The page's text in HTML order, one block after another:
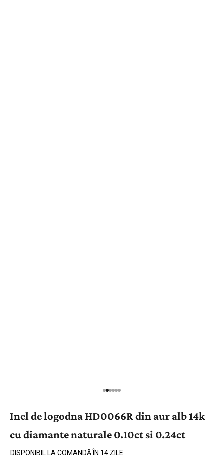
Inel de logodna HD0066R din aur alb 14k
cu diamante naturale 0.10ct si 0.24ct
DISPONIBIL LA COMANDĂ ÎN 14 ZILE